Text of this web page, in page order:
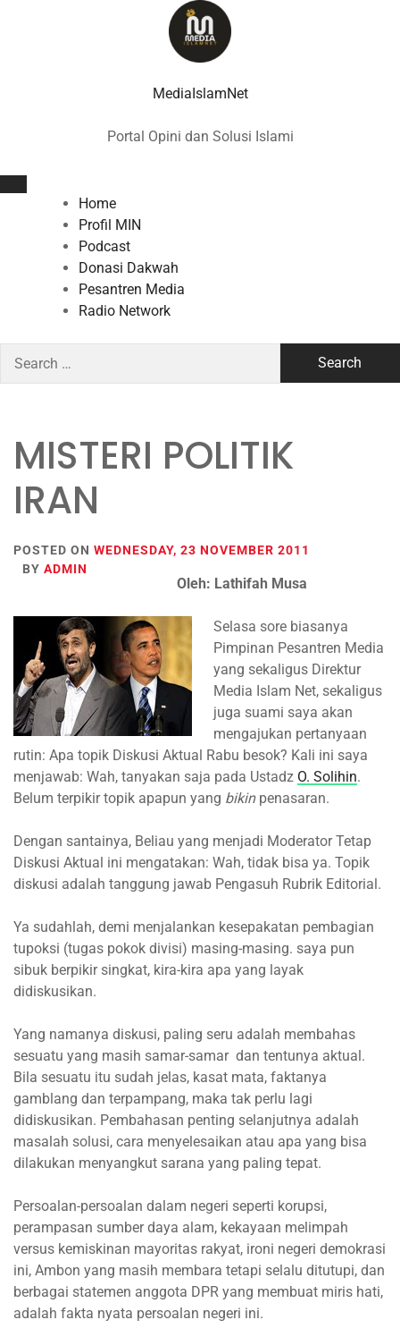
MediaIslamNet
Portal Opini dan Solusi Islami
Home
Profil MIN
Podcast
Donasi Dakwah
Pesantren Media
Radio Network
for:
MISTERI POLITIK
IRAN
POSTED ON WEDNESDAY, 23 NOVEMBER 2011
BY ADMIN
Oleh: Lathifah Musa
Selasa sore biasanya
Pimpinan Pesantren Media
yang sekaligus Direktur
Media Islam Net, sekaligus
juga suami saya akan
mengajukan pertanyaan
rutin: Apa topik Diskusi Aktual Rabu besok? Kali ini saya
menjawab: Wah, tanyakan saja pada Ustadz O. Solihin.
Belum terpikir topik apapun yang bikinpenasaran.
Dengan santainya, Beliau yang menjadi Moderator Tetap
Diskusi Aktual ini mengatakan: Wah, tidak bisa ya. Topik
diskusi adalah tanggung jawab Pengasuh Rubrik Editorial.
Ya sudahlah, demi menjalankan kesepakatan pembagian
tupoksi (tugas pokok divisi) masing-masing. saya pun
sibuk berpikir singkat, kira-kira apa yang layak
didiskusikan.
Yang namanya diskusi, paling seru adalah membahas
sesuatu yang masih samar-samar dan tentunya aktual.
Bila sesuatu itu sudah jelas, kasat mata, faktanya
gamblang dan terpampang, maka tak perlu lagi
didiskusikan. Pembahasan penting selanjutnya adalah
masalah solusi, cara menyelesaikan atau apa yang bisa
dilakukan menyangkut sarana yang paling tepat.
Persoalan-persoalan dalam negeri seperti korupsi,
perampasan sumber daya alam, kekayaan melimpah
versus kemiskinan mayoritas rakyat, ironi negeri demokrasi
ini, Ambon yang masih membara tetapi selalu ditutupi, dan
berbagai statemen anggota DPR yang membuat miris hati,
adalah fakta nyata persoalan negeri ini.